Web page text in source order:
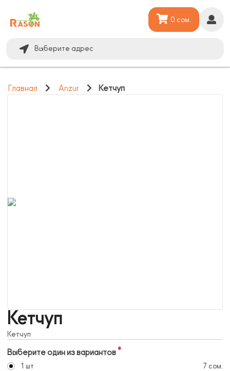
Выберите адрес
0 сом.
Главная Anzur Кетчуп
Кетчуп
Кетчуп
Выберите один из вариантов
1 шт 7 сом.